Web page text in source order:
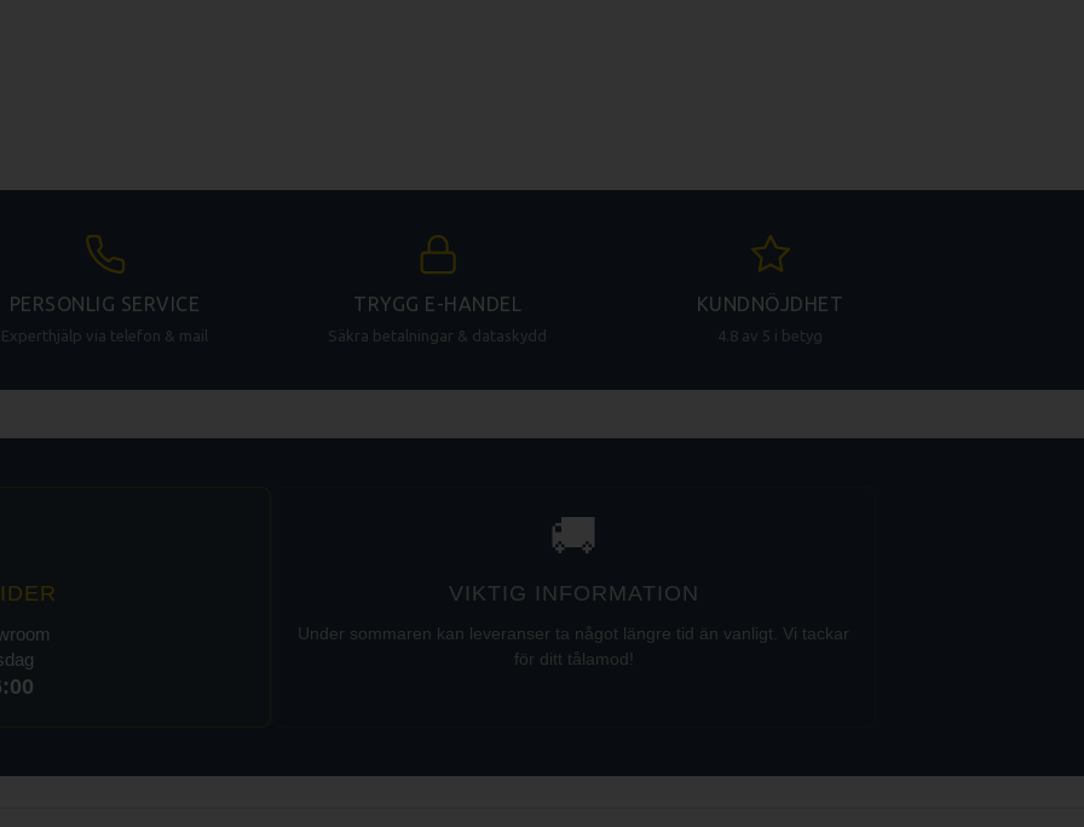
PERSONLIG SERVICE
Experthjälp via telefon & mail
TRYGG E-HANDEL
Säkra betalningar & dataskydd
KUNDNÖJDHET
4.8 av 5 i betyg
🚚
VIKTIG INFORMATION
Under sommaren kan leveranser ta något längre tid än vanligt. Vi tackar
för ditt tålamod!